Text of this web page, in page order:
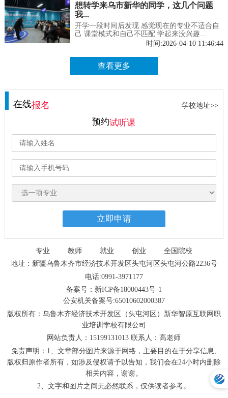
想转学来乌市新华的同学，这几个问题
我...
开学一段时间后发现 感觉现在的专业不适合自
己 课堂模式和自己不匹配 学起来没兴趣...
时间:2026-04-10 11:46:44
查看更多
在线报名 学校地址>>
预约试听课
专业 教师 就业 创业
全国院校
地址：新疆乌鲁木齐市经济技术开发区头屯河区头屯河公路2236号
电话:0991-3971177
备案号：新ICP备18000443号-1
公安机关备案号:65010602000387
版权所有：乌鲁木齐经济技术开发区（头屯河区）新华智原互联网职
业培训学校有限公司
网站负责人：15199131013 联系人：高老师
免责声明：1、文章部分图片来源于网络，主要目的在于分享信息,
版权归原作者所有，如涉及侵权请予以告知，我们会在24小时内删除
相关内容，谢谢。
2、文字和图片之间无必然联系，仅供读者参考。